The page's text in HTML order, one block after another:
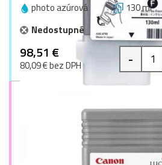
photo azúrová 130 ml
Nedostupné
98,51 €
80,09 € bez DPH -